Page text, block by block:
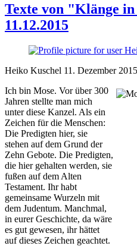
Texte von "Klänge
11.12.2015
Heiko Kuschel 11. Dezember
Ich bin Mose. Vor über 300
Jahren stellte man mich
unter diese Kanzel. Als ein
Zeichen für die Menschen:
Die Predigten hier, sie
stehen auf dem Grund der
Zehn Gebote. Die Predigten,
die hier gehalten werden, sie
fußen auf dem Alten
Testament. Ihr habt
gemeinsame Wurzeln mit
dem Judentum. Manchmal,
in eurer Geschichte, da wäre
es gut gewesen, ihr hättet
auf dieses Zeichen geachtet.